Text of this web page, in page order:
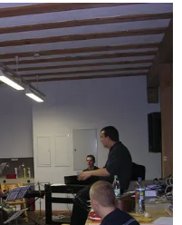
IN DEN